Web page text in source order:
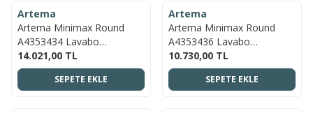
YENI
Artema
Artema Minimax Round
A4353434 Lavabo
Bataryası, Fırçalı Nikel
14.021,00 TL
SEPETE EKLE
YENI
Artema
Artema Minimax Round
A4353436 Lavabo
Bataryası, Mat Siyah
10.730,00 TL
SEPETE EKLE
ÜCRETSIZ KARGO ÜCRETSIZ KARGO